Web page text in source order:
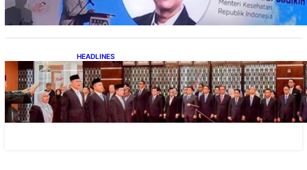
HEADLINES
Lana Saria Dilantik Sebagai Kepala Badan
Geologi